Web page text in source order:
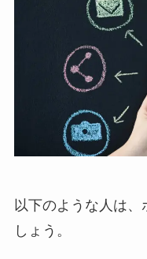
以下のような人は
しょう。